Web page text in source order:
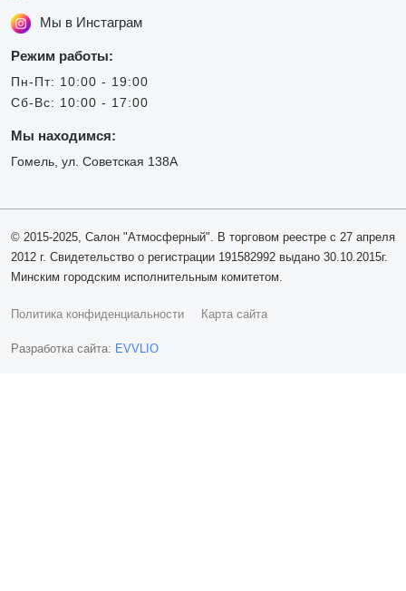
Мы в Инстаграм
Режим работы:
Пн-Пт: 10:00 - 19:00
Сб-Вс: 10:00 - 17:00
Мы находимся:
Гомель, ул. Советская 138А
© 2015-2025, Салон "Атмосферный". В торговом реестре с 27 апреля
2012 г. Свидетельство о регистрации 191582992 выдано 30.10.2015г.
Минским городским исполнительным комитетом.
Политика конфиденциальности Карта сайта
Разработка сайта: EVVLIO